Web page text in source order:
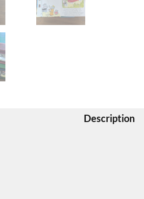
Description